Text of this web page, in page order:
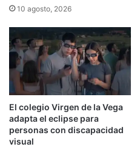
10 agosto, 2026
El colegio Virgen de la Vega
adapta el eclipse para
personas con discapacidad
visual